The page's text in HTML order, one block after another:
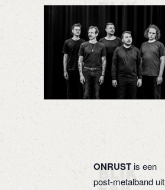
ONRUSTis een
post-metalband uit